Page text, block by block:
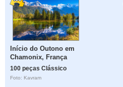
Início do Outono em
Chamonix, França
100 peças Clássico
Foto: Kavram